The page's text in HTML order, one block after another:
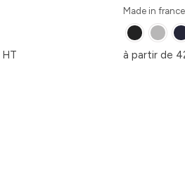
HT
Made in france
à partir de